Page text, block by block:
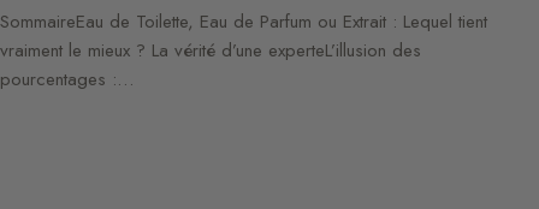
SommaireEau de Toilette, Eau de Parfum ou Extrait : Lequel tient
vraiment le mieux ? La vérité d’une experteL’illusion des
pourcentages :…